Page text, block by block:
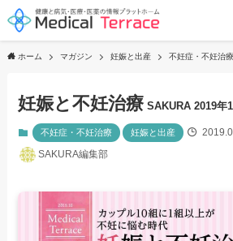
ホーム マガジン 妊娠と出産 不妊症・不妊治療
妊娠と不妊治療 SAKURA 2019年
不妊症・不妊治療 妊娠と出産
SAKURA編集部